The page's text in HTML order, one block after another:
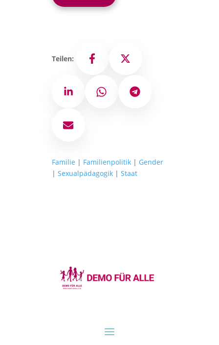
Teilen: Facebook X
LinkedIn WhatsAppTelegram
E-Mail
Familie | Familienpolitik| Gender
| Sexualpädagogik| Staat